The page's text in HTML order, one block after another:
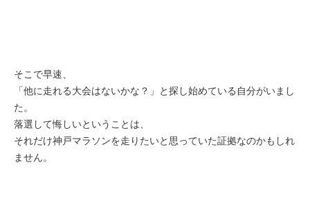
そこで早速、
「他に走れる大会はないかな？」と探し始めている自分がいまし
た。
落選して悔しいということは、
それだけ神戸マラソンを走りたいと思っていた証拠なのかもしれ
ません。